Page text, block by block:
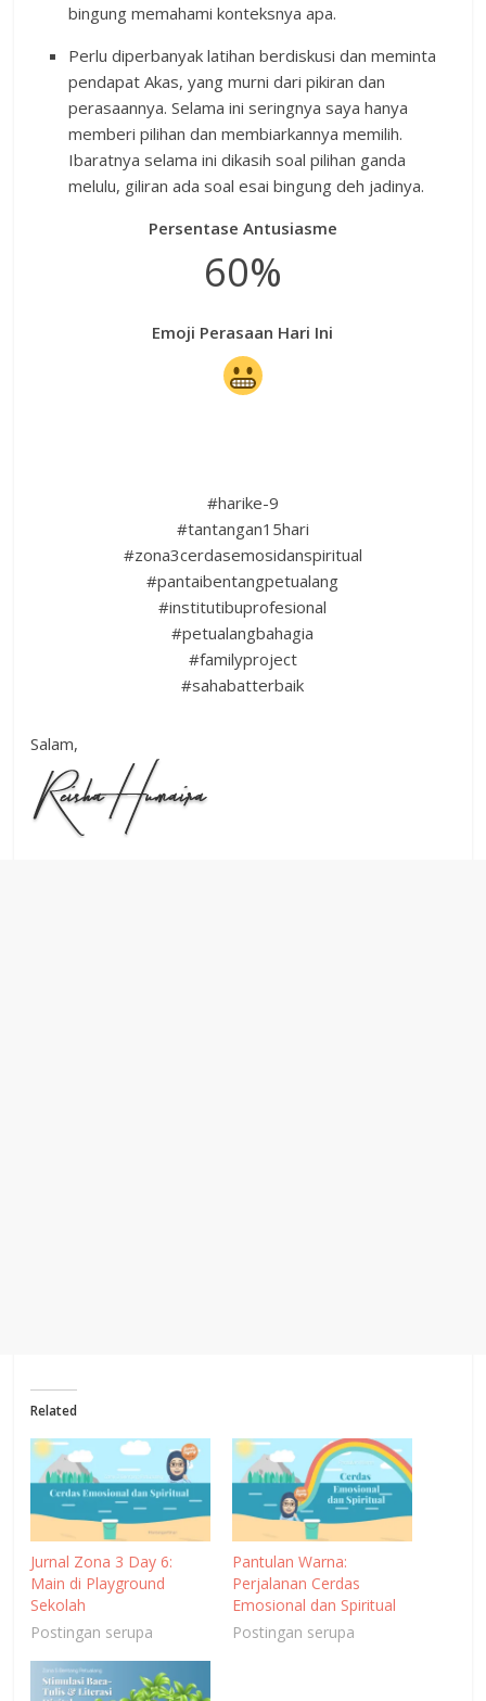
bingung memahami konteksnya apa.
Perlu diperbanyak latihan berdiskusi dan meminta
pendapat Akas, yang murni dari pikiran dan
perasaannya. Selama ini seringnya saya hanya
memberi pilihan dan membiarkannya memilih.
Ibaratnya selama ini dikasih soal pilihan ganda
melulu, giliran ada soal esai bingung deh jadinya.
Persentase Antusiasme
60%
Emoji Perasaan Hari Ini
#harike-9
#tantangan15hari
#zona3cerdasemosidanspiritual
#pantaibentangpetualang
#institutibuprofesional
#petualangbahagia
#familyproject
#sahabatterbaik
Salam,
Related
Jurnal Zona 3 Day 6:
Main di Playground
Sekolah
Postingan serupa
Pantulan Warna:
Perjalanan Cerdas
Emosional dan Spiritual
Postingan serupa